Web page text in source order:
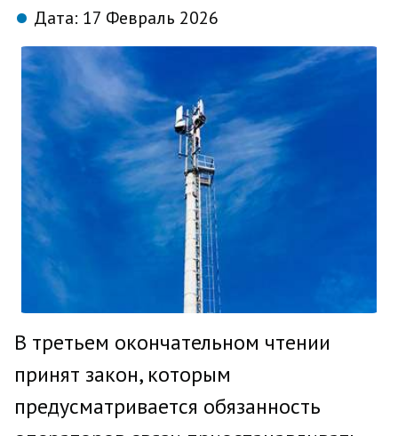
Дата: 17 Февраль 2026
В третьем окончательном чтении
принят закон, которым
предусматривается обязанность